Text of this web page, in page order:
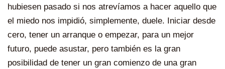
hubiesen pasado si nos atrevíamos a hacer aquello que
el miedo nos impidió, simplemente, duele. Iniciar desde
cero, tener un arranque o empezar, para un mejor
futuro, puede asustar, pero también es la gran
posibilidad de tener un gran comienzo de una gran